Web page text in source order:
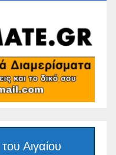
Αιγαίου